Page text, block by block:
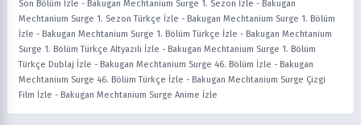
Son Bölüm İzle - Bakugan Mechtanium Surge 1. Sezon İzle - Bakugan
Mechtanium Surge 1. Sezon Türkçe İzle - Bakugan Mechtanium Surge 1. Bölüm
İzle - Bakugan Mechtanium Surge 1. Bölüm Türkçe İzle - Bakugan Mechtanium
Surge 1. Bölüm Türkçe Altyazılı İzle - Bakugan Mechtanium Surge 1. Bölüm
Türkçe Dublaj İzle - Bakugan Mechtanium Surge 46. Bölüm İzle - Bakugan
Mechtanium Surge 46. Bölüm Türkçe İzle - Bakugan Mechtanium Surge Çizgi
Film İzle - Bakugan Mechtanium Surge Anime İzle